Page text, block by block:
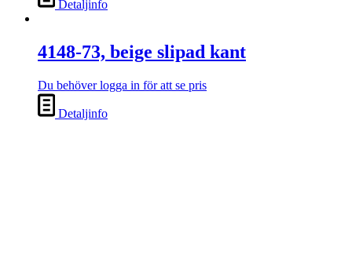
Detaljinfo
4148-73, beige slipad kant
Du behöver logga in för att se pris
Detaljinfo